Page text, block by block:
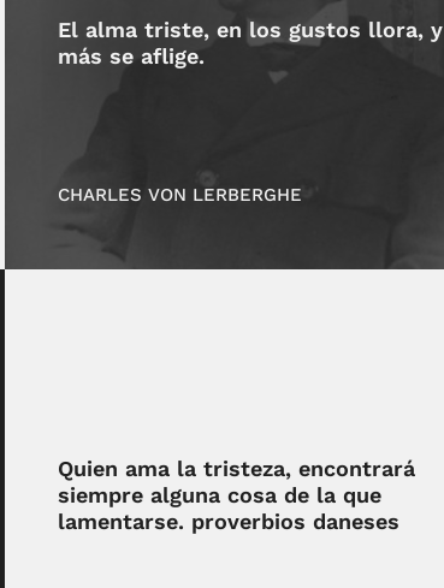
El alma triste, en los gustos llora, y
más se aflige.
CHARLES VON LERBERGHE
Quien ama la tristeza, encontrará
siempre alguna cosa de la que
lamentarse. proverbios daneses